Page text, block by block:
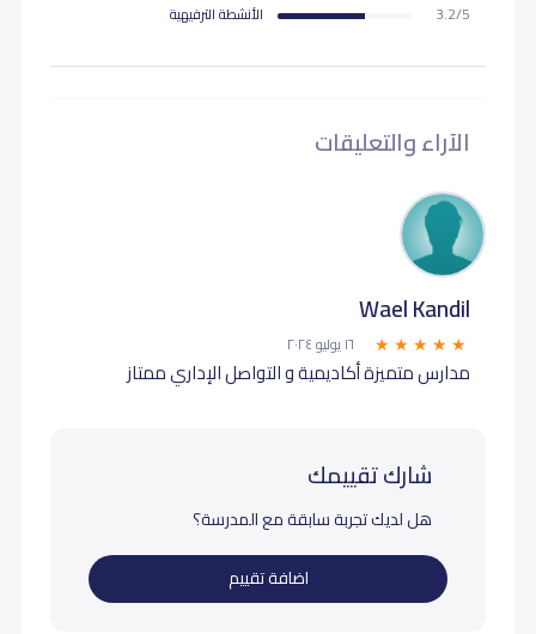
3.2/5
اﻷنشطة الترفيهية
الآراء والتعليقات
Wael Kandil
١٦ يوليو ٢٠٢٤
مدارس متميزة أكاديمية و التواصل الإداري ممتاز
شارك تقييمك
هل لديك تجربة سابقة مع المدرسة؟
اضافة تقييم